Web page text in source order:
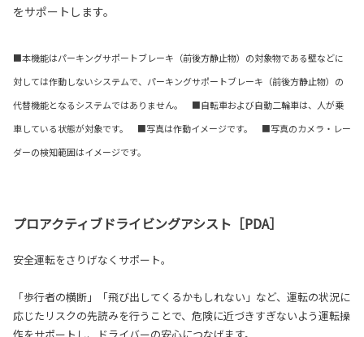
をサポートします。
■本機能はパーキングサポートブレーキ（前後方静止物）の対象物である壁などに
対しては作動しないシステムで、パーキングサポートブレーキ（前後方静止物）の
代替機能となるシステムではありません。 ■自転車および自動二輪車は、人が乗
車している状態が対象です。 ■写真は作動イメージです。 ■写真のカメラ・レー
ダーの検知範囲はイメージです。
プロアクティブドライビングアシスト［PDA］
安全運転をさりげなくサポート。
「歩行者の横断」「飛び出してくるかもしれない」など、運転の状況に
応じたリスクの先読みを行うことで、危険に近づきすぎないよう運転操
作をサポートし、ドライバーの安心につなげます。